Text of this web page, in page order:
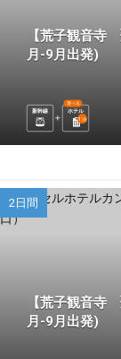
【荒子観音寺
月-9月出発)
新幹線 ホテル
選べる
1 泊
2日間
【荒子観音寺
月-9月出発)